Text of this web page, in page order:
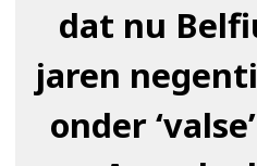
dat nu
jaren
onder